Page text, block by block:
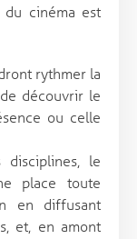
du cinéma est
rythmer la
découvrir le
ou celle
le
place toute
en diffusant
et, en amont